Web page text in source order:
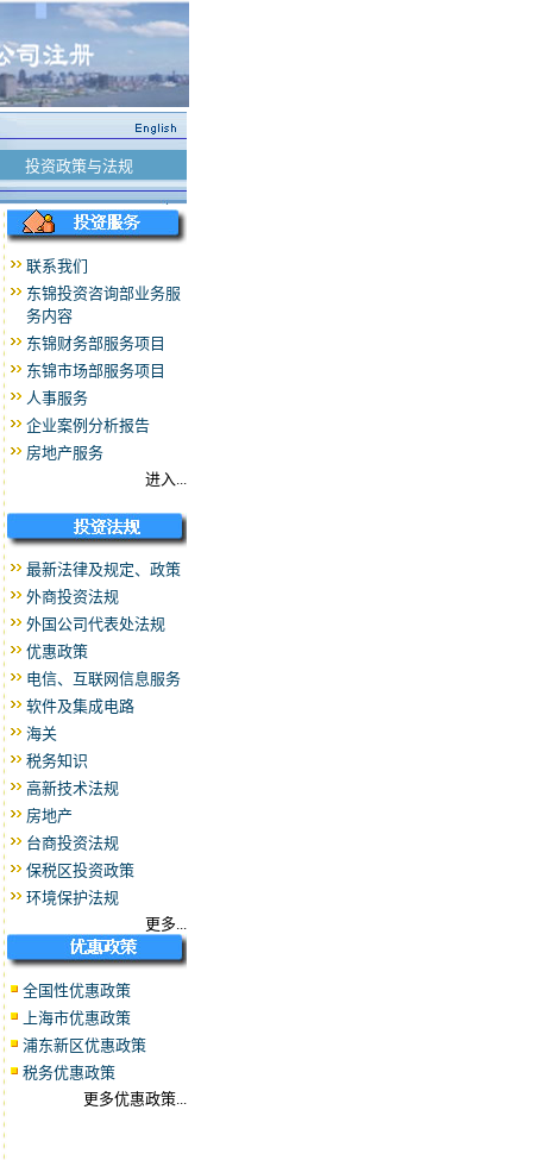
投资政策与法规
联系我们
东锦投资咨询部业务服
务内容
东锦财务部服务项目
东锦市场部服务项目
人事服务
企业案例分析报告
房地产服务
进入...
最新法律及规定、政策
外商投资法规
外国公司代表处法规
优惠政策
电信、互联网信息服务
软件及集成电路
海关
税务知识
高新技术法规
房地产
台商投资法规
保税区投资政策
环境保护法规
更多...
全国性优惠政策
上海市优惠政策
浦东新区优惠政策
税务优惠政策
更多优惠政策...